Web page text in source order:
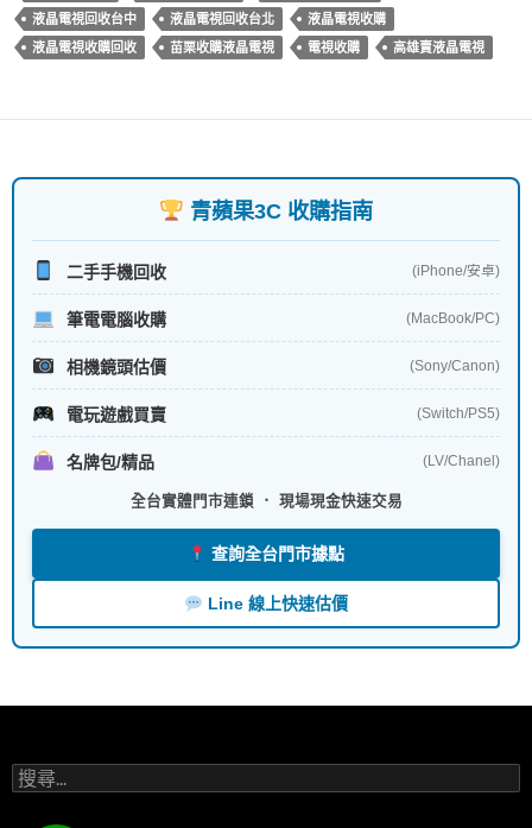
液晶電視回收台中
液晶電視回收台北
液晶電視收購
液晶電視收購回收
苗栗收購液晶電視 電視收購 高雄賣液晶電視
青蘋果3C 收購指南
二手手機回收 (iPhone/安卓)
筆電電腦收購 (MacBook/PC)
相機鏡頭估價 (Sony/Canon)
電玩遊戲買賣 (Switch/PS5)
名牌包/精品 (LV/Chanel)
全台實體門市連鎖 ． 現場現金快速交易
查詢全台門市據點
Line 線上快速估價
搜
尋